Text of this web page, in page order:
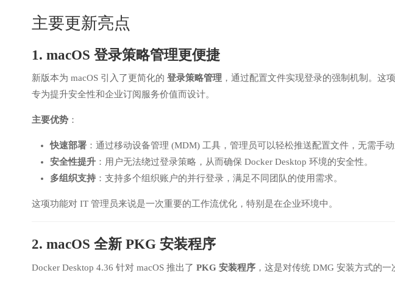
主要更新亮点
1. macOS 登录策略管理更便捷
新版本为 macOS 引入了更简化的 登录策略管理 ，通过配置文件实现登录的强制机制。这
专为提升安全性和企业订阅服务价值而设计。
主要优势 ：
快速部署 ：通过移动设备管理 (MDM) 工具，管理员可以轻松推送配置文件，无需手动
安全性提升 ：用户无法绕过登录策略，从而确保 Docker Desktop 环境的安全性。
多组织支持 ：支持多个组织账户的并行登录，满足不同团队的使用需求。
这项功能对 IT 管理员来说是一次重要的工作流优化，特别是在企业环境中。
2. macOS 全新 PKG 安装程序
Docker Desktop 4.36 针对 macOS 推出了 PKG 安装程序 ，这是对传统 DMG 安装方式的一